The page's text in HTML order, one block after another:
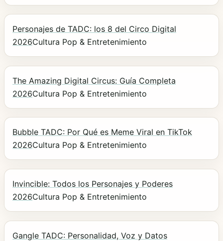
Personajes de TADC: los 8 del Circo Digital
2026Cultura Pop & Entretenimiento
The Amazing Digital Circus: Guía Completa
2026Cultura Pop & Entretenimiento
Bubble TADC: Por Qué es Meme Viral en TikTok
2026Cultura Pop & Entretenimiento
Invincible: Todos los Personajes y Poderes
2026Cultura Pop & Entretenimiento
Gangle TADC: Personalidad, Voz y Datos